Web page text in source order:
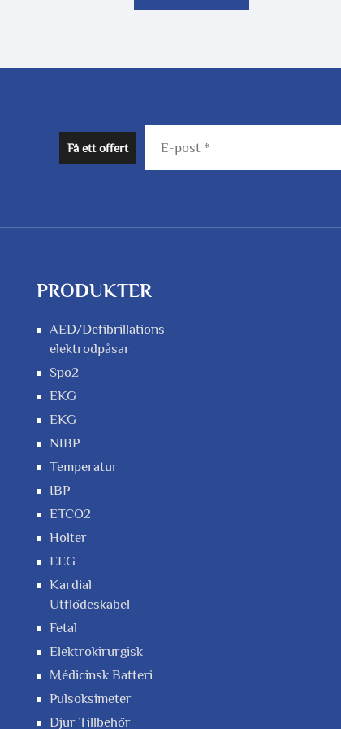
Få ett offert
PRODUKTER
AED/Defibrillations-
elektrodpåsar
Spo2
EKG
EKG
NIBP
Temperatur
IBP
ETCO2
Holter
EEG
Kardial
Utflödeskabel
Fetal
Elektrokirurgisk
Médicinsk Batteri
Pulsoksimeter
Djur Tillbehör